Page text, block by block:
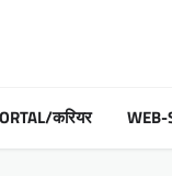
करियर WEB-